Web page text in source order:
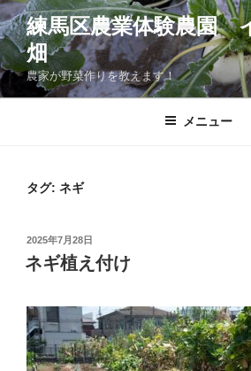
コ
ン
テ
ン
ツ
練馬区農業体験農園
畑
農家が野菜作りを教えます！
メニュー
タグ: ネギ
投
稿
日:
2025年7月28日
ネギ植え付け